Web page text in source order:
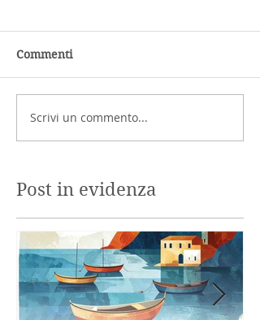
Commenti
Scrivi un commento...
Post in evidenza